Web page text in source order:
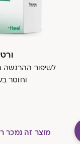
לשיפור
וחוסר
מוצר זה